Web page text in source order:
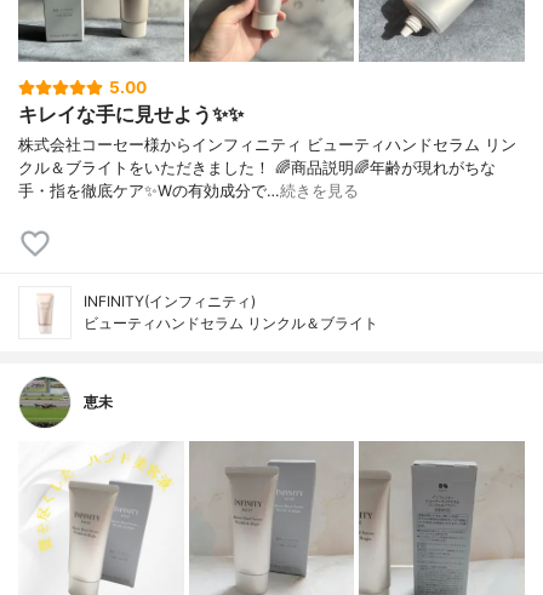
5.00
キレイな手に見せよう✨✨
株式会社コーセー様からインフィニティ ビューティハンドセラム リン
クル＆ブライトをいただきました！ 🌈商品説明🌈年齢が現れがちな
手・指を徹底ケア✨Wの有効成分で…続きを見る
INFINITY(インフィニティ)
ビューティハンドセラム リンクル＆ブライト
恵未